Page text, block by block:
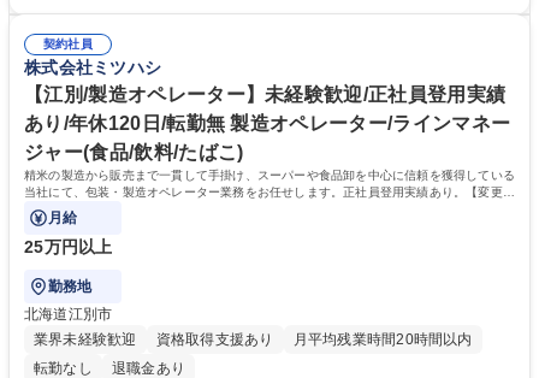
り、その中核として現状調査や構想策定で力を発揮していただきたいで
す。 募集職種 【社内SE(PM・管理職候補)】日本の食文化を支える三菱商
事Gの米メーカー/在宅可
ております。障害発生時やシステム入替など休日・夜間の対応が必要にな
る可能性があります。 学歴・資格 学歴：大学院 大学 高専 短大 専修学校
語学力： 資格：
契約社員
株式会社ミツハシ
【江別/製造オペレーター】未経験歓迎/正社員登用実績
あり/年休120日/転勤無 製造オペレーター/ラインマネー
ジャー(食品/飲料/たばこ)
精米の製造から販売まで一貫して手掛け、スーパーや食品卸を中心に信頼を獲得している
当社にて、包装・製造オペレーター業務をお任せします。正社員登用実績あり。【変更の
範囲：会社の定める業務】
月給
25万円以上
勤務地
北海道江別市
業界未経験歓迎
資格取得支援あり
月平均残業時間20時間以内
転勤なし
退職金あり